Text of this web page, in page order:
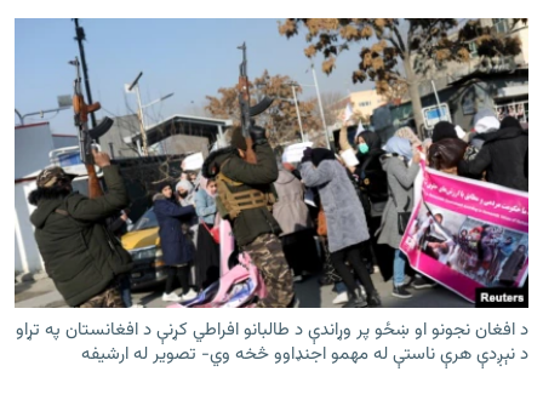
د افغان نجونو او ښځو پر وړاندې د طالبانو افراطي کړنې د افغانستان په تړاو
د نېږدې هرې ناستې له مهمو اجنډاوو څخه وي- تصویر له ارشیفه